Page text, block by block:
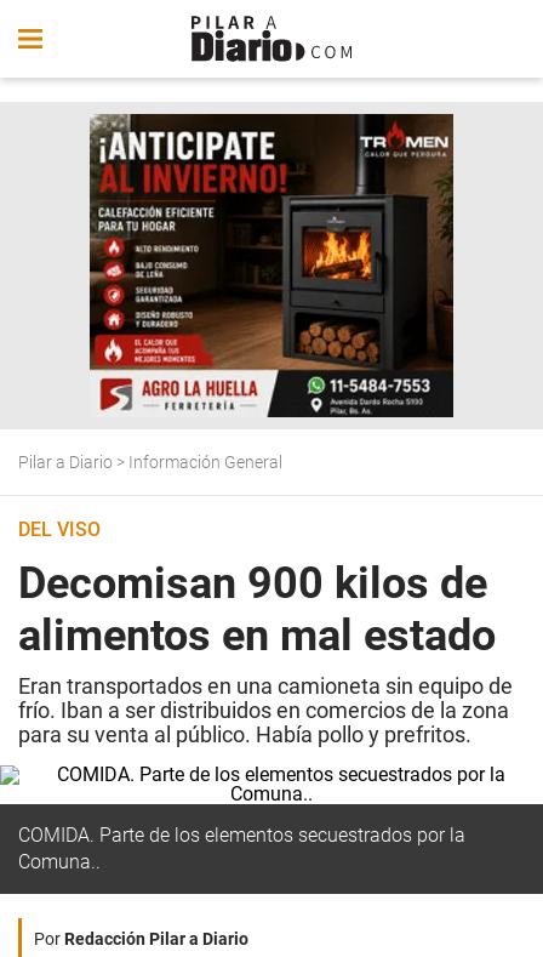
Pilar a Diario > Información General
DEL VISO
Decomisan 900 kilos de
alimentos en mal estado
Eran transportados en una camioneta sin equipo de
frío. Iban a ser distribuidos en comercios de la zona
para su venta al público. Había pollo y prefritos.
COMIDA. Parte de los elementos secuestrados por la
Comuna..
PorRedacción Pilar a Diario